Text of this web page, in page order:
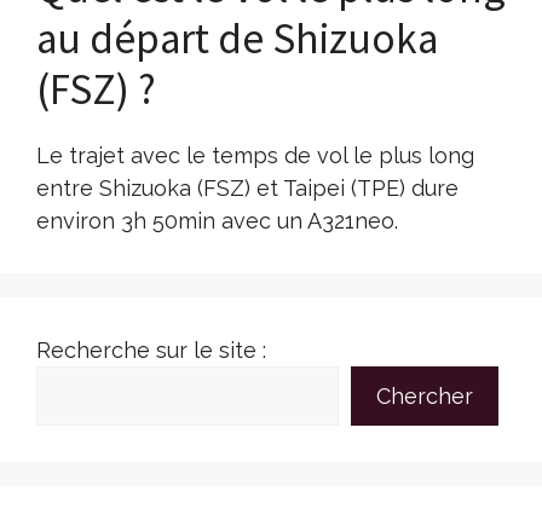
au départ de Shizuoka
(FSZ) ?
Le trajet avec le temps de vol le plus long
entre Shizuoka (FSZ) et Taipei (TPE) dure
environ 3h 50min avec un A321neo.
Recherche sur le site :
Chercher